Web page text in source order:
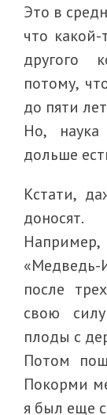
Это в
что
другого
потому,
до пяти
Но,
дольше
Кстати,
доносят.
после
свою
плоды с
Потом
Покорми
я был еще